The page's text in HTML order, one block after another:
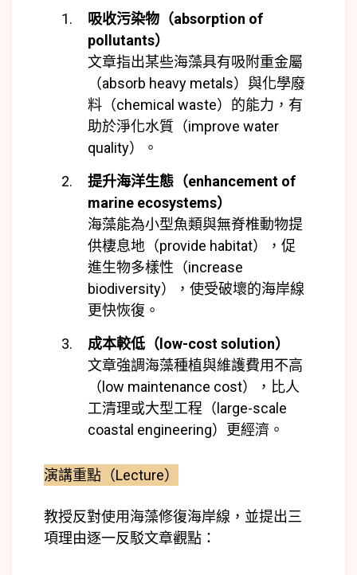
吸收污染物（absorption of
pollutants）
文章指出某些海藻具有吸附重金屬
（absorb heavy metals）與化學廢
料（chemical waste）的能力，有
助於淨化水質（improve water
quality）。
提升海洋生態（enhancement of
marine ecosystems）
海藻能為小型魚類與無脊椎動物提
供棲息地（provide habitat），促
進生物多樣性（increase
biodiversity），使受破壞的海岸線
更快恢復。
成本較低（low-cost solution）
文章強調海藻種植與維護費用不高
（low maintenance cost），比人
工清理或大型工程（large-scale
coastal engineering）更經濟。
演講重點（Lecture）
教授反對使用海藻修復海岸線，並提出三
項理由逐一反駁文章觀點：